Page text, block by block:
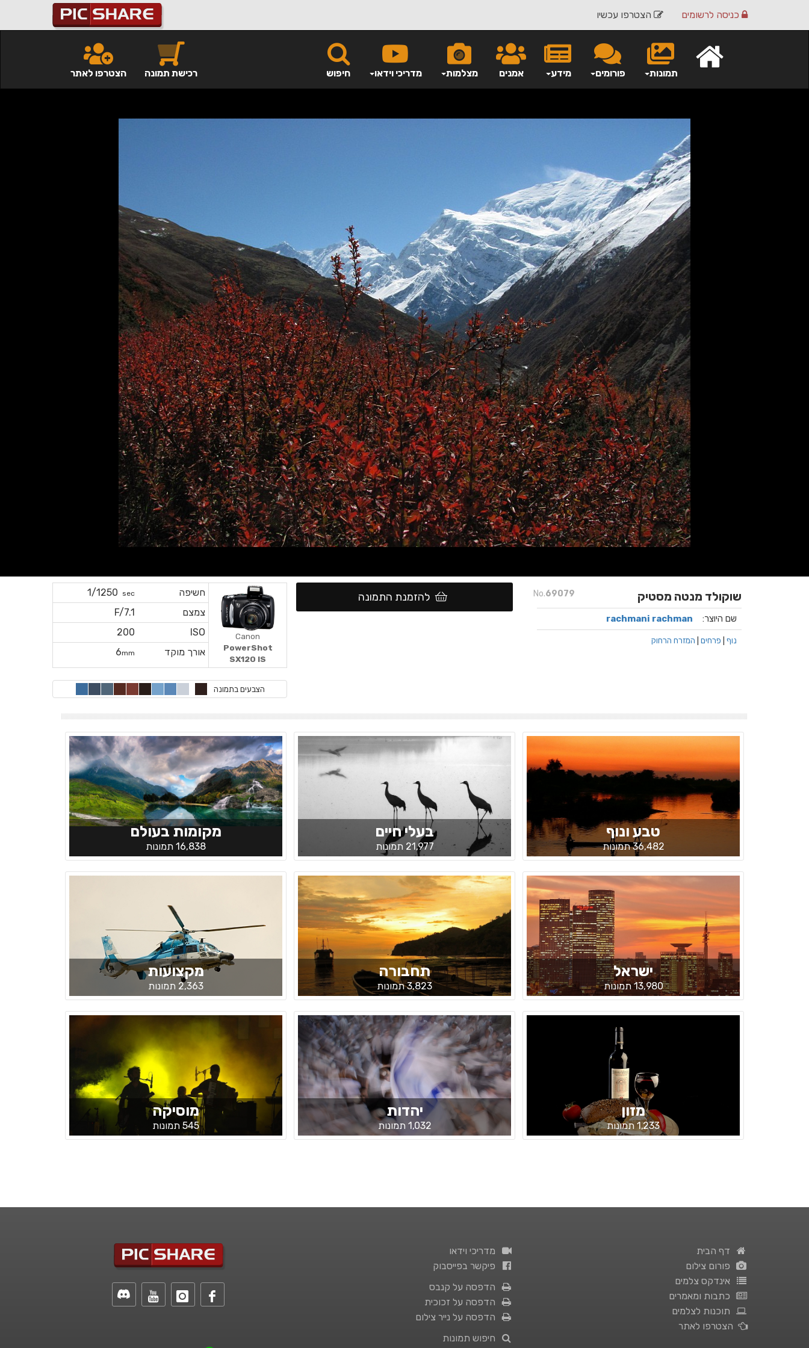
הצטרפו עכשיו כניסה לרשומים
חיפוש מדריכי וידאו מצלמות אמנים מידע פורומים תמונות הצטרפו לאתר רכישת תמונה
No.69079 שוקולד מנטה מסטיק
שם היוצר: rachmani rachman
נוף פרחים המזרח הרחוק
חשיפה sec
1/1250
צמצם
F/7.1
ISO
200
אורך מוקד
6mm
Canon
PowerShot
SX120 IS
הצבעים בתמונה
להזמנת התמונה
טבע ונוף
36,482 תמונות
בעלי חיים
21,977 תמונות
מקומות בעולם
16,838 תמונות
ישראל
13,980 תמונות
תחבורה
3,823 תמונות
מקצועות
2,363 תמונות
מזון
1,233 תמונות
יהדות
1,032 תמונות
מוסיקה
545 תמונות
מדריכי וידאו
פיקשר בפייסבוק
הדפסה על קנבס
הדפסה על זכוכית
הדפסה על נייר צילום
חיפוש תמונות
דף הבית
פורום צילום
אינדקס צלמים
כתבות ומאמרים
תוכנות לצלמים
הצטרפו לאתר